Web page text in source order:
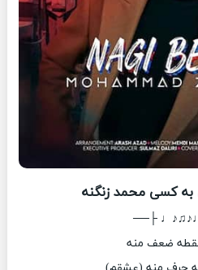
کسی محمد زنگنه
──┤
ضعف منه